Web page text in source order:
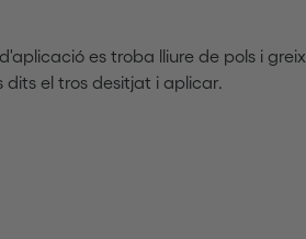
es troba lliure de pols i greix.
el tros desitjat i aplicar.